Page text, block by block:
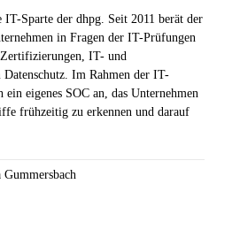
Sparte der dhpg. Seit 2011 berät der
in Fragen der IT-Prüfungen
IT- und
Im Rahmen der IT-
eigenes SOC an, das Unternehmen
frühzeitig zu erkennen und darauf
Gummersbach